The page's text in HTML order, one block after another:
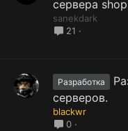
сервера shop
sanekdark
21
Разработка
серверов.
blackwr
0